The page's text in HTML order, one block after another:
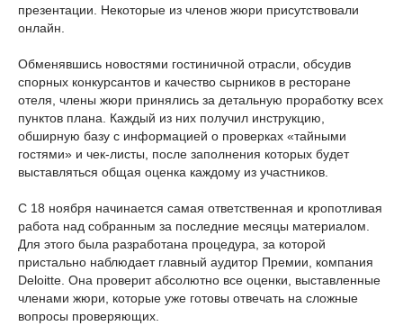
презентации. Некоторые из членов жюри присутствовали
онлайн.
Обменявшись новостями гостиничной отрасли, обсудив
спорных конкурсантов и качество сырников в ресторане
отеля, члены жюри принялись за детальную проработку всех
пунктов плана. Каждый из них получил инструкцию,
обширную базу с информацией о проверках «тайными
гостями» и чек-листы, после заполнения которых будет
выставляться общая оценка каждому из участников.
С 18 ноября начинается самая ответственная и кропотливая
работа над собранным за последние месяцы материалом.
Для этого была разработана процедура, за которой
пристально наблюдает главный аудитор Премии, компания
Deloitte. Она проверит абсолютно все оценки, выставленные
членами жюри, которые уже готовы отвечать на сложные
вопросы проверяющих.